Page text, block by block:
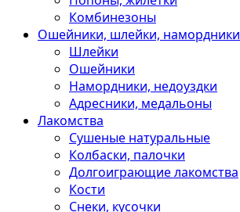
Комбинезоны
Ошейники, шлейки, намордники
Шлейки
Ошейники
Намордники, недоуздки
Адресники, медальоны
Лакомства
Сушеные натуральные
Колбаски, палочки
Долгоиграющие лакомства
Кости
Снеки, кусочки